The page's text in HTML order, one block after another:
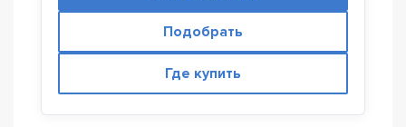
Подобрать
Где купить